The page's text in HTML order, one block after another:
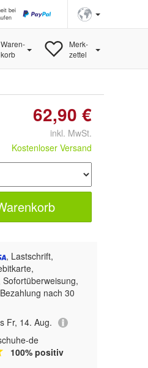
bei
Waren-
korb
Merk-
zettel
62,90 €
inkl. MwSt.
Kostenloser Versand
, Lastschrift,
nach 30
Fr, 14. Aug.
de
100% positiv